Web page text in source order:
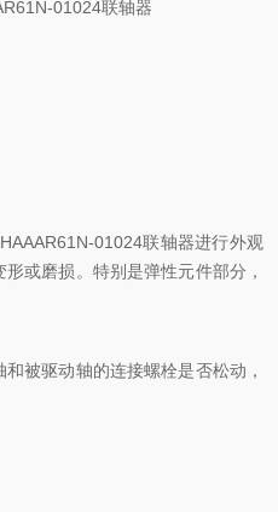
01024联轴器进行外观
或磨损。特别是弹性元件部分，
驱动轴的连接螺栓是否松动，